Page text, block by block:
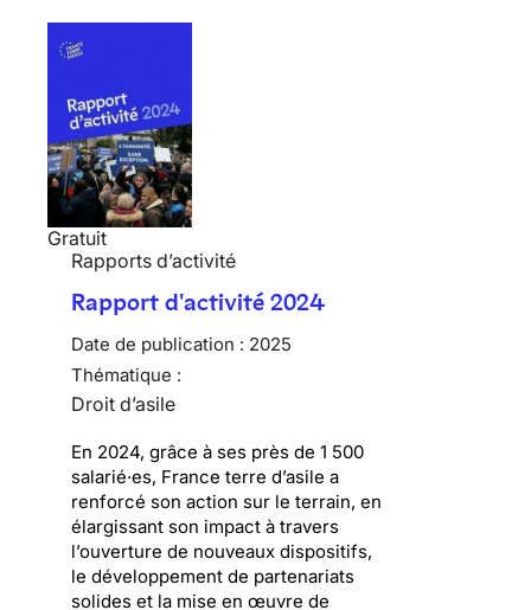
Gratuit
Rapports d’activité
Rapport d'activité 2024
Date de publication : 2025
Thématique :
Droit d’asile
En 2024, grâce à ses près de 1 500
salarié·es, France terre d’asile a
renforcé son action sur le terrain, en
élargissant son impact à travers
l’ouverture de nouveaux dispositifs,
le développement de partenariats
solides et la mise en œuvre de